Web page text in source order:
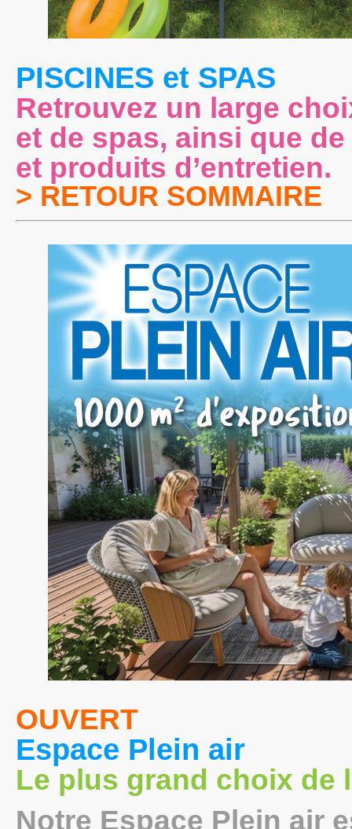
PISCINES et SPAS
Retrouvez un large
et de spas, ainsi que
et produits d’entretien.
> RETOUR SOMMAIRE
OUVERT
Espace Plein air
Le plus grand choix de
Notre Espace Plein air